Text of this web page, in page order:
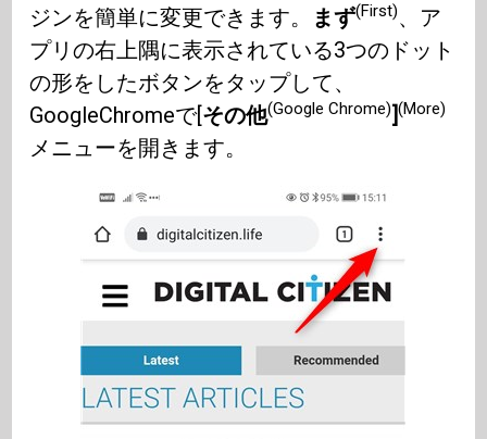
ジンを簡単に変更できます。
まず(First)、ア
プリの右上隅に表示されている3つのドット
の形をしたボタンをタップして、
GoogleChromeで[その他(Google Chrome)](More)
メニューを開きます。